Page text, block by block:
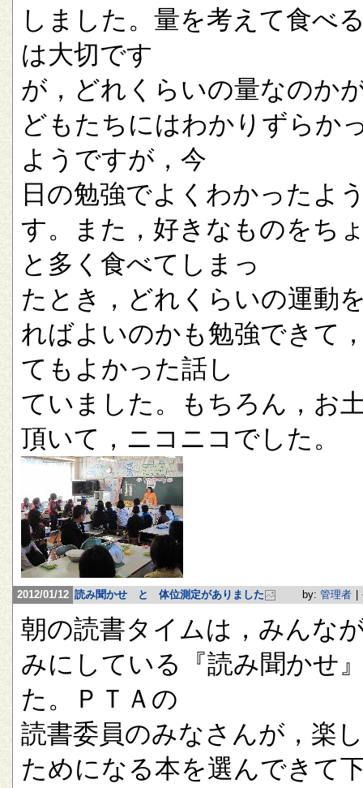
しました。量を考えて食べ
は大切です
が，どれくらいの量なのか
どもたちにはわかりずらか
ようですが，今
日の勉強でよくわかったよ
す。また，好きなものをち
と多く食べてしまっ
たとき，どれくらいの運動
ればよいのかも勉強できて
てもよかった話し
ていました。もちろん，お
頂いて，ニコニコでした。
2012/01/12 読み聞かせ と 体位測定がありました by: 管理者
朝の読書タイムは，みんな
みにしている『読み聞かせ
た。ＰＴＡの
読書委員のみなさんが，楽
ためになる本を選んできて